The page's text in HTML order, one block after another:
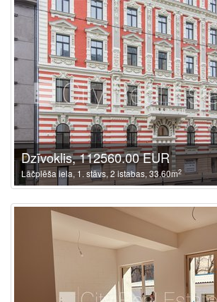
Dzīvoklis, 112560.00 EUR
Lāčplēša iela, 1. stāvs, 2 istabas, 33.60m2